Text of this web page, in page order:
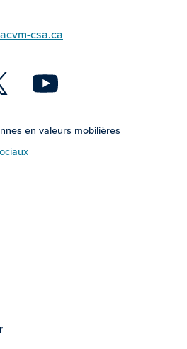
csa.ca
Twitter
en valeurs mobilières